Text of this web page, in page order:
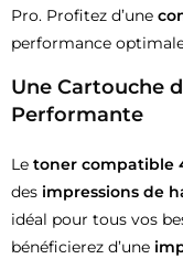
Pro. Profitez d’une
performance
Une Cartouche
Performante
Le toner compatible
des impressions de
idéal pour tous vos
bénéficierez d’une